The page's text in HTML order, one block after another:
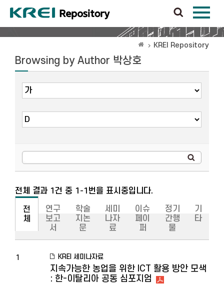
KREI Repository
Browsing by Author 박상호
전체 결과 1건 중 1-1번을 표시중입니다.
전
체
연구
보고
서
학술
지논
문
세미
나자
료
이슈
페이
퍼
정기
간행
물
기
타
1 KREI 세미나자료
지속가능한 농업을 위한 ICT 활용 방안 모색
: 한-이탈리아 공동 심포지엄